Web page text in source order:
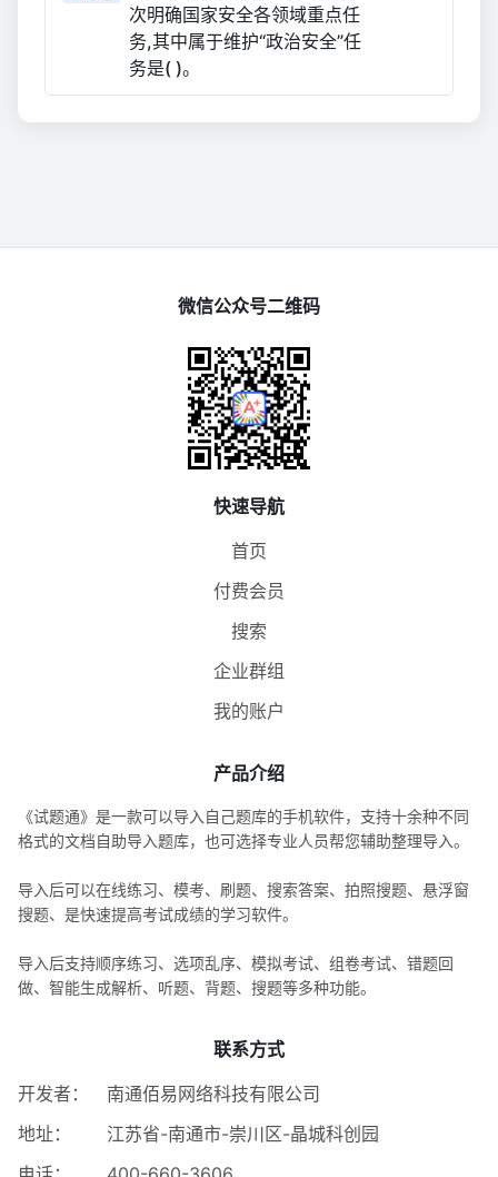
次明确国家安全各领域重点任
务,其中属于维护“政治安全”任
务是( )。
微信公众号二维码
快速导航
首页
付费会员
搜索
企业群组
我的账户
产品介绍
《试题通》是一款可以导入自己题库的手机软件，支持十余种不同
格式的文档自助导入题库，也可选择专业人员帮您辅助整理导入。
导入后可以在线练习、模考、刷题、搜索答案、拍照搜题、悬浮窗
搜题、是快速提高考试成绩的学习软件。
导入后支持顺序练习、选项乱序、模拟考试、组卷考试、错题回
做、智能生成解析、听题、背题、搜题等多种功能。
联系方式
开发者：
南通佰易网络科技有限公司
地址：
江苏省-南通市-崇川区-晶城科创园